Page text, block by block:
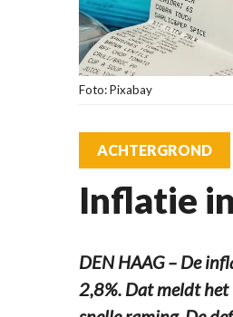
Foto: Pixabay
ACHTERGROND
Inflatie
DEN HAAG – De
2,8%. Dat meldt het